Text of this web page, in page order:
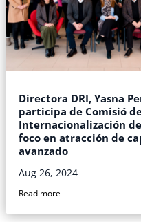
Directora DRI, Yasna
participa de Comisió
Internacionalización
foco en atracción de
avanzado
Aug 26, 2024
Read more